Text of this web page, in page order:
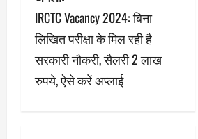
गे
श
न
IRCTC Vacancy 2024: बिना
लिखित परीक्षा के मिल रही है
सरकारी नौकरी, सैलरी 2 लाख
रुपये, ऐसे करें अप्लाई